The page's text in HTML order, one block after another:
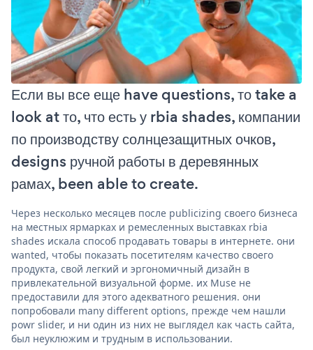
Если вы все еще have questions, то take a
look at то, что есть у rbia shades, компании
по производству солнцезащитных очков,
designs ручной работы в деревянных
рамах, been able to create.
Через несколько месяцев после publicizing своего бизнеса
на местных ярмарках и ремесленных выставках rbia
shades искала способ продавать товары в интернете. они
wanted, чтобы показать посетителям качество своего
продукта, свой легкий и эргономичный дизайн в
привлекательной визуальной форме. их Muse не
предоставили для этого адекватного решения. они
попробовали many different options, прежде чем нашли
powr slider, и ни один из них не выглядел как часть сайта,
был неуклюжим и трудным в использовании.